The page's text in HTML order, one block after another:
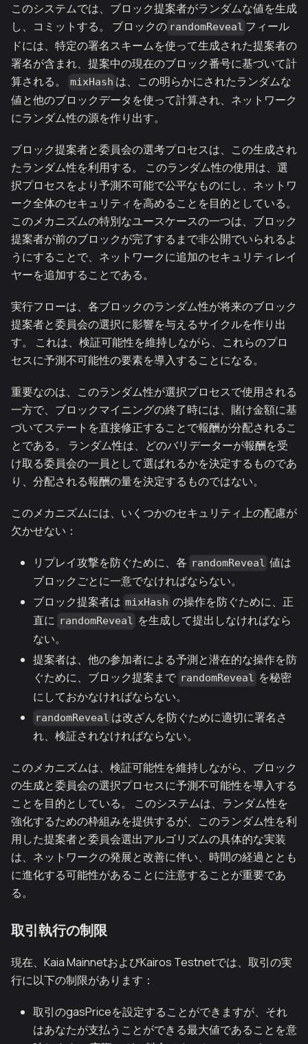
このシステムでは、ブロック提案者がランダムな値を生成
し、コミットする。 ブロックの randomReveal フィール
ドには、特定の署名スキームを使って生成された提案者の
署名が含まれ、提案中の現在のブロック番号に基づいて計
算される。
mixHash は、この明らかにされたランダムな
値と他のブロックデータを使って計算され、ネットワーク
にランダム性の源を作り出す。
ブロック提案者と委員会の選考プロセスは、この生成され
たランダム性を利用する。 このランダム性の使用は、選
択プロセスをより予測不可能で公平なものにし、ネットワ
ーク全体のセキュリティを高めることを目的としている。
このメカニズムの特別なユースケースの一つは、ブロック
提案者が前のブロックが完了するまで非公開でいられるよ
うにすることで、ネットワークに追加のセキュリティレイ
ヤーを追加することである。
実行フローは、各ブロックのランダム性が将来のブロック
提案者と委員会の選択に影響を与えるサイクルを作り出
す。 これは、検証可能性を維持しながら、これらのプロ
セスに予測不可能性の要素を導入することになる。
重要なのは、このランダム性が選択プロセスで使用される
一方で、ブロックマイニングの終了時には、賭け金額に基
づいてステートを直接修正することで報酬が分配されるこ
とである。 ランダム性は、どのバリデーターが報酬を受
け取る委員会の一員として選ばれるかを決定するものであ
り、分配される報酬の量を決定するものではない。
このメカニズムには、いくつかのセキュリティ上の配慮が
欠かせない：
リプレイ攻撃を防ぐために、各 randomReveal 値は
ブロックごとに一意でなければならない。
ブロック提案者は mixHash の操作を防ぐために、正
直に randomReveal を生成して提出しなければなら
ない。
提案者は、他の参加者による予測と潜在的な操作を防
ぐために、ブロック提案まで randomReveal を秘密
にしておかなければならない。
randomReveal は改ざんを防ぐために適切に署名さ
れ、検証されなければならない。
このメカニズムは、検証可能性を維持しながら、ブロック
の生成と委員会の選択プロセスに予測不可能性を導入する
ことを目的としている。 このシステムは、ランダム性を
強化するための枠組みを提供するが、このランダム性を利
用した提案者と委員会選出アルゴリズムの具体的な実装
は、ネットワークの発展と改善に伴い、時間の経過ととも
に進化する可能性があることに注意することが重要であ
る。
取引執行の制限
現在、Kaia MainnetおよびKairos Testnetでは、取引の実
行に以下の制限があります：
取引のgasPriceを設定することができますが、それ
はあなたが支払うことができる最大値であることを意